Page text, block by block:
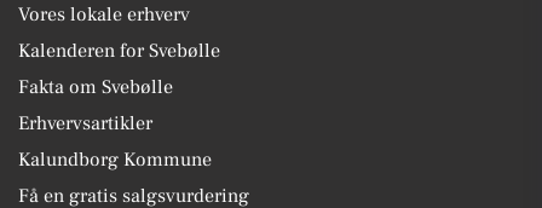
Vores lokale erhverv
Kalenderen for Svebølle
Fakta om Svebølle
Erhvervsartikler
Kalundborg Kommune
Få en gratis salgsvurdering